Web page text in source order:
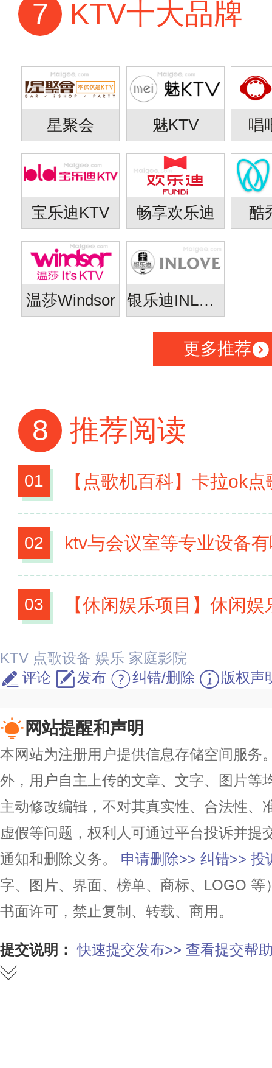
7 KTV十大品牌
星聚会 魅KTV 唱
宝乐迪KTV 畅享欢乐迪 酷
温莎Windsor 银乐迪INLOVE
更多推荐
8 推荐阅读
01 【点歌机百科】卡拉ok点歌机怎
02 ktv与会议室等专业设备有哪些
03 【休闲娱乐项目】休闲娱乐活动有
KTV 点歌设备 娱乐 家庭影院
评论
发布 纠错/删除 版权声
网站提醒和声明
本网站为注册用户提供信息存储空间服务
外，用户自主上传的文章、文字、图片等
主动修改编辑，不对其真实性、合法性、
虚假等问题，权利人可通过平台投诉并提
通知和删除义务。
申请删除>> 纠错>> 投
字、图片、界面、榜单、商标、LOGO
书面许可，禁止复制、转载、商用。
提交说明： 快速提交发布>> 查看提交帮